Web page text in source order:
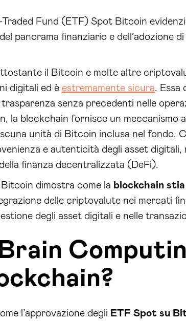
Traded Fund (ETF) Spot Bitcoin
panorama finanziario e dell’adozione
il Bitcoin e molte altre
digitali ed è estremamente sicura. Essa
senza precedenti nelle
la blockchain fornisce un meccanismo
unità di Bitcoin inclusa nel fondo.
e autenticità degli asset digitali,
finanza decentralizzata (DeFi).
dimostra come la blockchain
delle criptovalute nei mercati
degli asset digitali e nelle
l’approvazione degli ETF Spot su